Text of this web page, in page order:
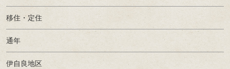
移住・定住
通年
伊自良地区